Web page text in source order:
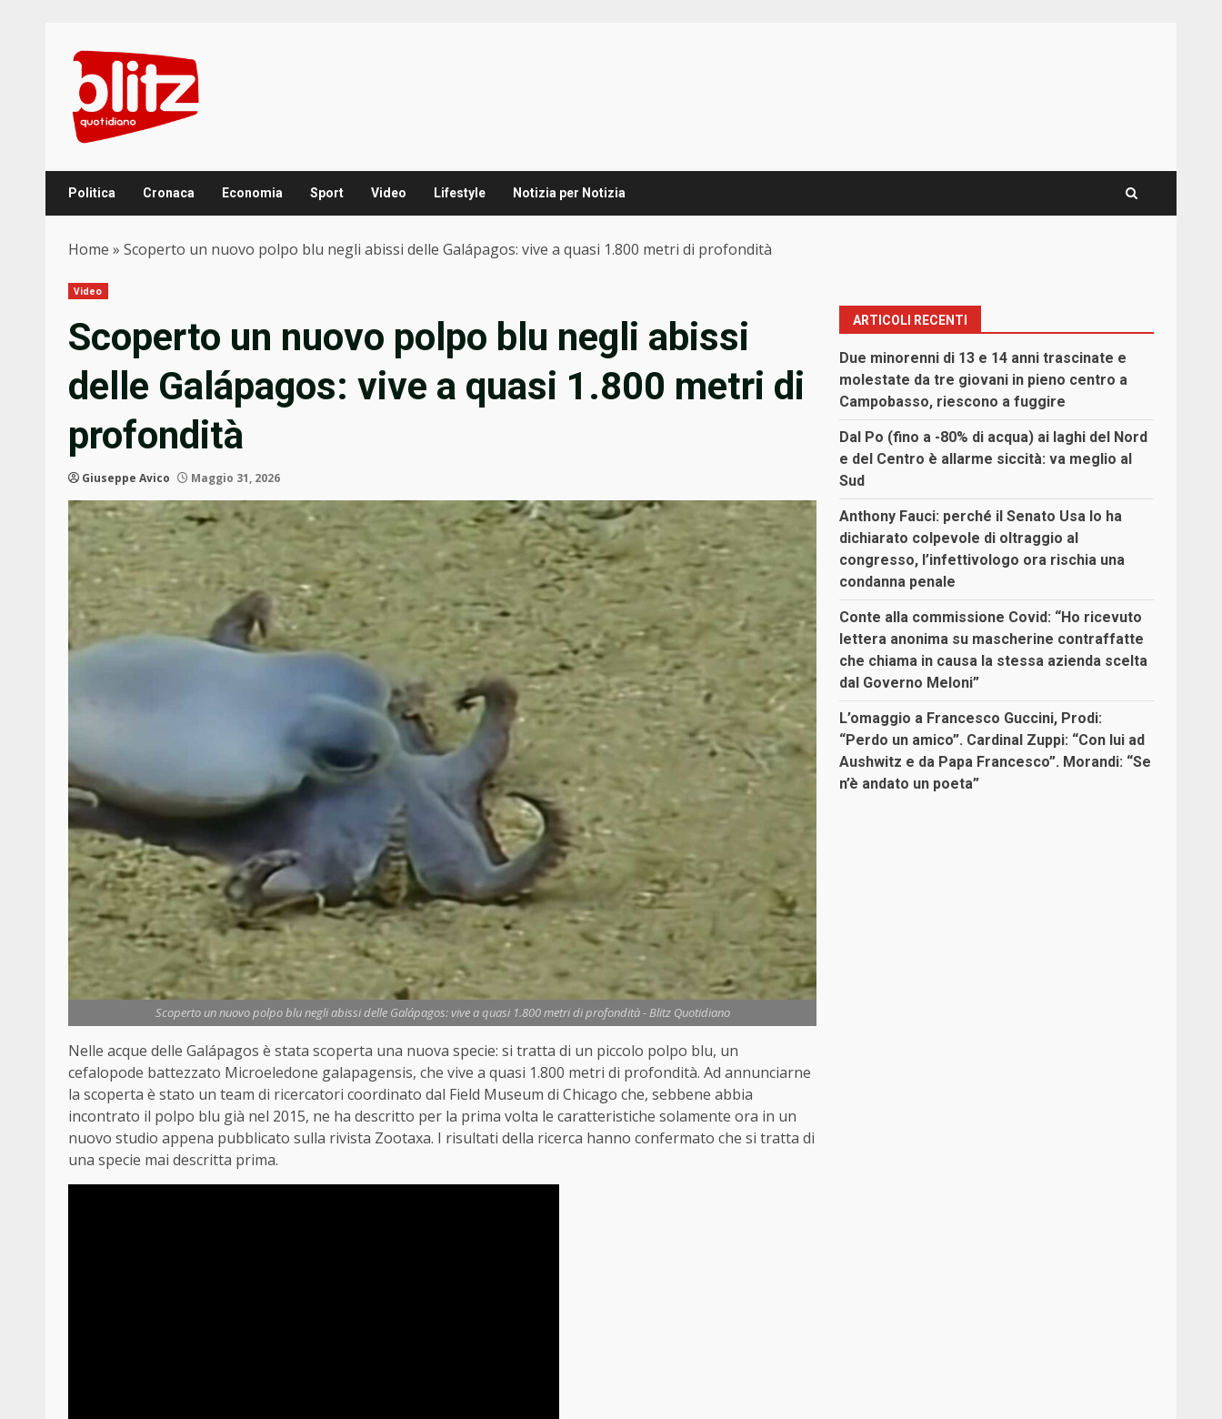
content
Politica Cronaca Economia Sport Video Lifestyle Notizia per Notizia
Home » Scoperto un nuovo polpo blu negli abissi delle Galápagos: vive a quasi 1.800 metri di profondità
Video
Scoperto un nuovo polpo blu negli abissi
delle Galápagos: vive a quasi 1.800 metri di
profondità
Giuseppe Avico Maggio 31, 2026
Scoperto un nuovo polpo blu negli abissi delle Galápagos: vive a quasi 1.800 metri di profondità - Blitz Quotidiano
Nelle acque delle Galápagos è stata scoperta una nuova specie: si tratta di un piccolo polpo blu, un
cefalopode battezzato Microeledone galapagensis, che vive a quasi 1.800 metri di profondità. Ad annunciarne
la scoperta è stato un team di ricercatori coordinato dal Field Museum di Chicago che, sebbene abbia
incontrato il polpo blu già nel 2015, ne ha descritto per la prima volta le caratteristiche solamente ora in un
nuovo studio appena pubblicato sulla rivista Zootaxa. I risultati della ricerca hanno confermato che si tratta di
una specie mai descritta prima.
ARTICOLI RECENTI
Due minorenni di 13 e 14 anni trascinate e
molestate da tre giovani in pieno centro a
Campobasso, riescono a fuggire
Dal Po (fino a -80% di acqua) ai laghi del Nord
e del Centro è allarme siccità: va meglio al
Sud
Anthony Fauci: perché il Senato Usa lo ha
dichiarato colpevole di oltraggio al
congresso, l’infettivologo ora rischia una
condanna penale
Conte alla commissione Covid: “Ho ricevuto
lettera anonima su mascherine contraffatte
che chiama in causa la stessa azienda scelta
dal Governo Meloni”
L’omaggio a Francesco Guccini, Prodi:
“Perdo un amico”. Cardinal Zuppi: “Con lui ad
Aushwitz e da Papa Francesco”. Morandi: “Se
n’è andato un poeta”